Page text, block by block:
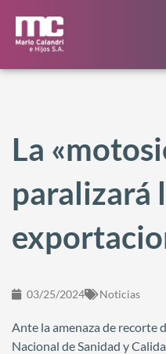
La
paralizará
03/25/2024 Noticias
Ante la amenaza de recorte
Nacional de Sanidad y